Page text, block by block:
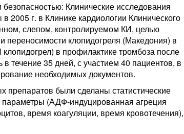
Клинические исследования
2005 г. в Клинике кардиологии Клинического
слепом, контролируемом КИ, целью
переносимости клопидогреля (Македония) в
в профилактике тромбоза после
течение 35 дней, с участием 40 пациентов, в
необходимых документов.
препаратов были сделаны статистические
параметры (АДФ-индуцированная агреция
время коагуляции, время кровотечения),